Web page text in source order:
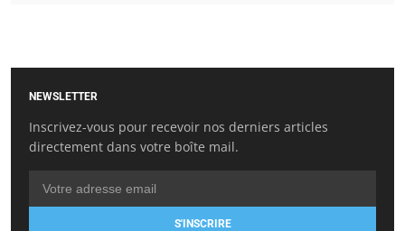
NEWSLETTER
Inscrivez-vous pour recevoir nos derniers articles
directement dans votre boîte mail.
S'INSCRIRE